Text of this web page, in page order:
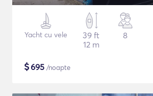
Yacht cu vele
39 ft
12 m
8
$695 /noapte